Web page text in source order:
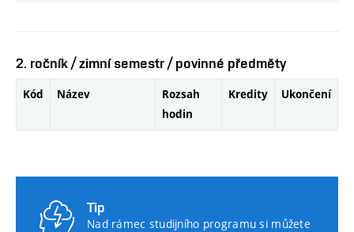
2. ročník / zimní semestr / povinné předměty
Kód Název
Rozsah
hodin
Kredity Ukončení
Tip
Nad rámec studijního programu si můžete